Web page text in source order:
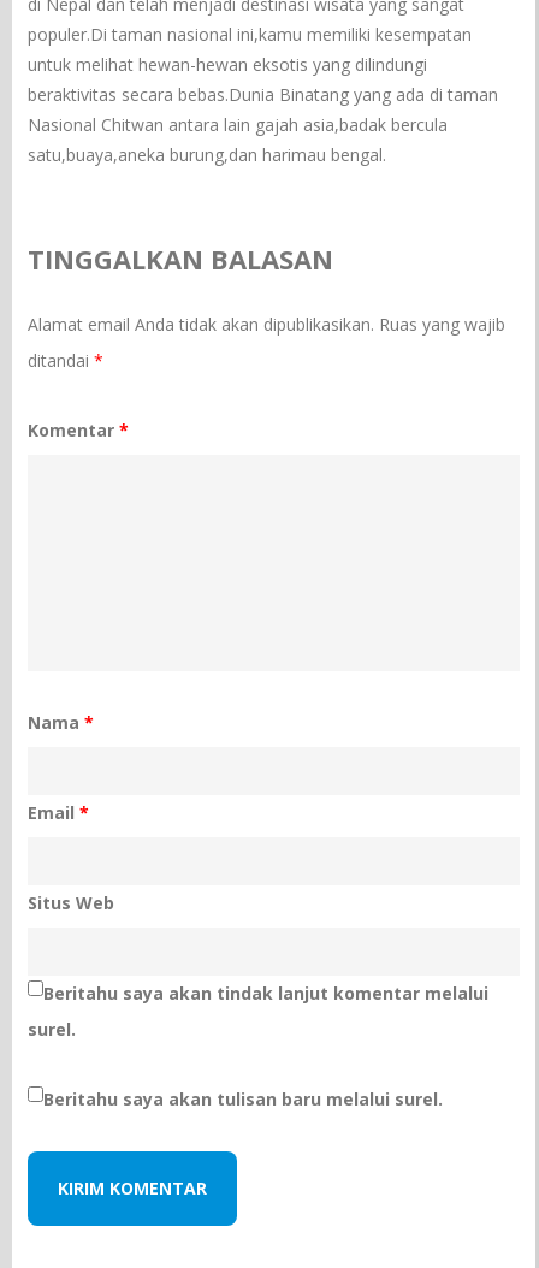
populer.Di taman nasional ini,kamu memiliki kesempatan
untuk melihat hewan-hewan eksotis yang dilindungi
beraktivitas secara bebas.Dunia Binatang yang ada di taman
Nasional Chitwan antara lain gajah asia,badak bercula
satu,buaya,aneka burung,dan harimau bengal.
TINGGALKAN BALASAN
Alamat email Anda tidak akan dipublikasikan. Ruas yang wajib
ditandai*
Komentar*
Nama*
Email*
Situs Web
Beritahu saya akan tindak lanjut komentar melalui
surel.
Beritahu saya akan tulisan baru melalui surel.